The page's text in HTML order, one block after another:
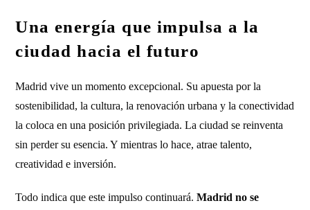
Una energía que impulsa a la
ciudad hacia el futuro
Madrid vive un momento excepcional. Su apuesta por la
sostenibilidad, la cultura, la renovación urbana y la conectividad
la coloca en una posición privilegiada. La ciudad se reinventa
sin perder su esencia. Y mientras lo hace, atrae talento,
creatividad e inversión.
Todo indica que este impulso continuará.Madrid no se